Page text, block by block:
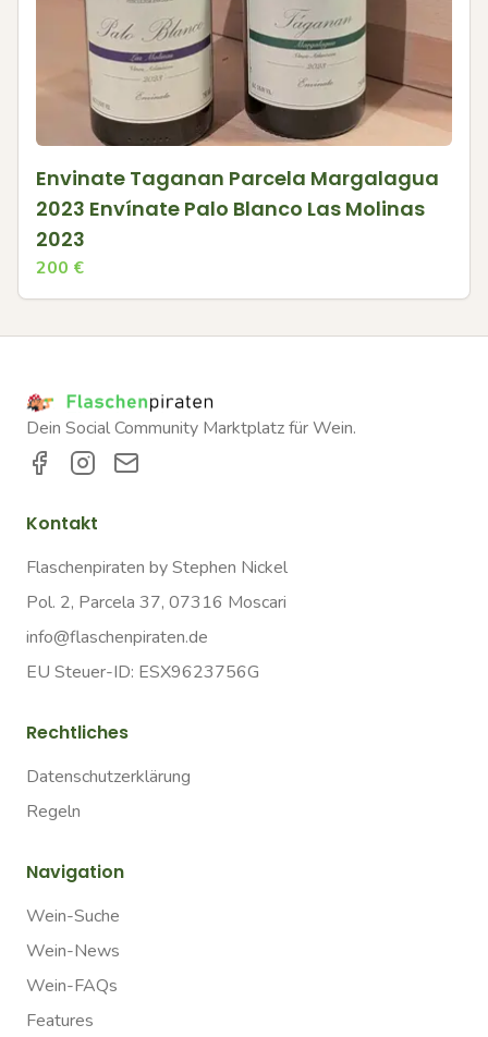
Envinate Taganan Parcela Margalagua
2023 Envínate Palo Blanco Las Molinas
2023
200 €
Dein Social Community Marktplatz für Wein.
Kontakt
Flaschenpiraten by Stephen Nickel
Pol. 2, Parcela 37, 07316 Moscari
info@flaschenpiraten.de
EU Steuer-ID: ESX9623756G
Rechtliches
Datenschutzerklärung
Regeln
Navigation
Wein-Suche
Wein-News
Wein-FAQs
Features